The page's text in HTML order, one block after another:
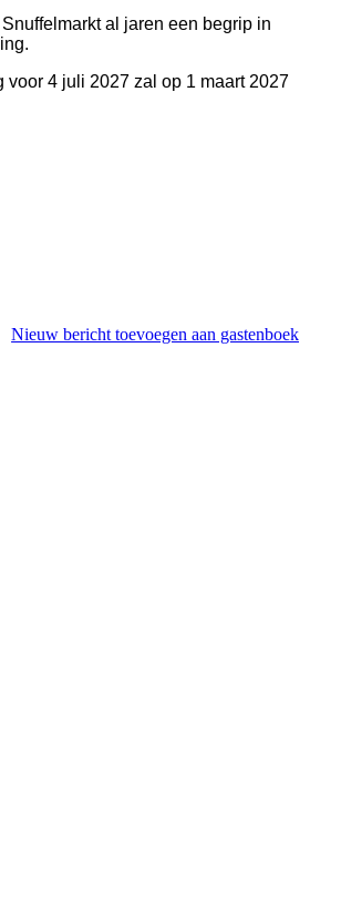
al jaren een begrip in
voor 4 juli 2027 zal op 1 maart 2027
Nieuw bericht toevoegen aan gastenboek